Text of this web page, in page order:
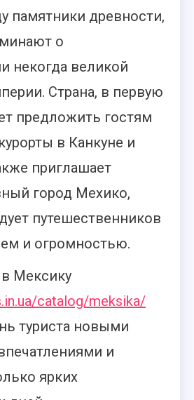
памятники древности,
о
некогда великой
Страна, в первую
предложить гостям
в Канкуне и
приглашает
город Мехико,
путешественников
и огромностью.
Мексику
catalog/meksika/
туриста новыми
и
ярких